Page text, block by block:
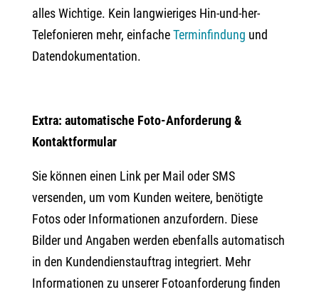
alles Wichtige. Kein langwieriges Hin-und-her-
Telefonieren mehr, einfacheTerminfindung und
Datendokumentation.
Extra: automatische Foto-Anforderung &
Kontaktformular
Sie können einen Link per Mail oder SMS
versenden, um vom Kunden weitere, benötigte
Fotos oder Informationen anzufordern. Diese
Bilder und Angaben werden ebenfalls automatisch
in den Kundendienstauftrag integriert. Mehr
Informationen zu unserer Fotoanforderung finden